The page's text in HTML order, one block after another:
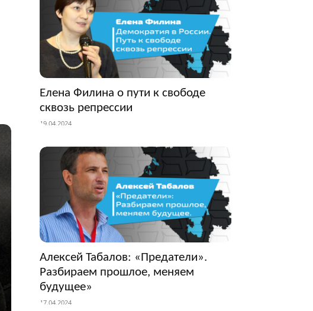
Елена Филина о пути к свободе
сквозь репрессии
19.04.2024
Алексей Табалов: «Предатели».
Разбираем прошлое, меняем
будущее»
17.04.2024